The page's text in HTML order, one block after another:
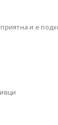
и е